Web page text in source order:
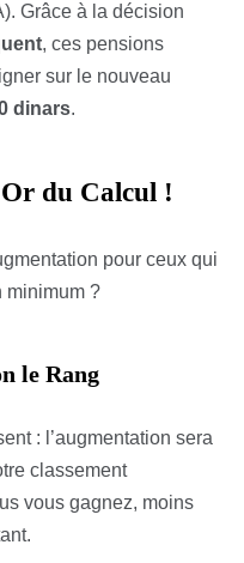
Grâce à la décision
, ces pensions
sur le nouveau
dinars.
du Calcul !
pour ceux qui
minimum ?
le Rang
: l’augmentation sera
classement
vous gagnez, moins